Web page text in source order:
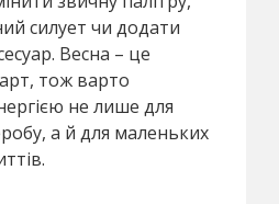
силует чи додати
Весна – це
тож варто
не лише для
а й для маленьких